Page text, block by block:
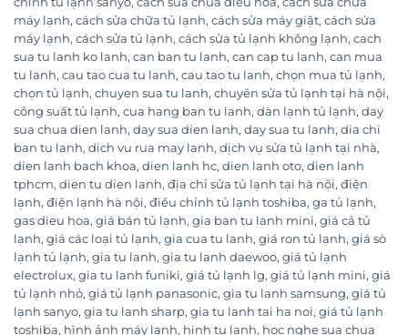
máy lạnh, cách sửa chữa tủ lạnh, cách sửa máy giặt, cách sửa
máy lạnh, cách sửa tủ lạnh, cách sửa tủ lạnh không lạnh, cach
sua tu lanh ko lanh, can ban tu lanh, can cap tu lanh, can mua
tu lanh, cau tao cua tu lanh, cau tao tu lanh, chọn mua tủ lạnh,
chọn tủ lạnh, chuyen sua tu lanh, chuyên sửa tủ lạnh tại hà nội,
công suất tủ lạnh, cua hang ban tu lanh, dàn lạnh tủ lạnh, day
sua chua dien lanh, day sua dien lanh, day sua tu lanh, dia chi
ban tu lanh, dich vu rua may lanh, dịch vụ sửa tủ lạnh tại nhà,
dien lanh bach khoa, dien lanh hc, dien lanh oto, dien lanh
tphcm, dien tu dien lanh, địa chỉ sửa tủ lạnh tại hà nội, điện
lạnh, điện lạnh hà nội, điều chỉnh tủ lạnh toshiba, ga tủ lạnh,
gas dieu hoa, giá bán tủ lạnh, gia ban tu lanh mini, giá cả tủ
lạnh, giá các loại tủ lạnh, gia cua tu lanh, giá ron tủ lạnh, giá sò
lạnh tủ lạnh, gia tu lanh, gia tu lanh daewoo, giá tủ lạnh
electrolux, gia tu lanh funiki, giá tủ lạnh lg, giá tủ lạnh mini, giá
tủ lạnh nhỏ, giá tủ lạnh panasonic, gia tu lanh samsung, giá tủ
lạnh sanyo, gia tu lanh sharp, gia tu lanh tai ha noi, giá tủ lạnh
toshiba, hình ảnh máy lạnh, hinh tu lanh, hoc nghe sua chua